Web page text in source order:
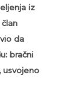
iz
da
bračni
usvojeno